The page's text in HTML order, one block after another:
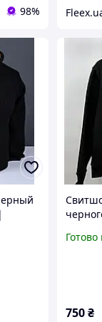
98%
750₴